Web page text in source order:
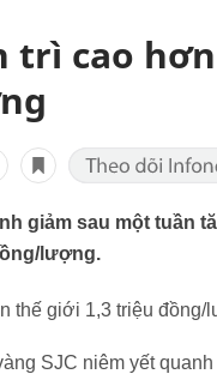
trì cao
giảm sau một tuần
lượng.
thế giới 1,3 triệu đồng/
SJC niêm yết